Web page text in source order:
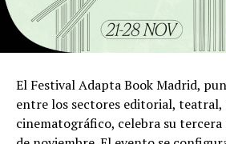
El Festival Adapta Book Madrid,
entre los sectores editorial, teatral,
cinematográfico, celebra su tercera